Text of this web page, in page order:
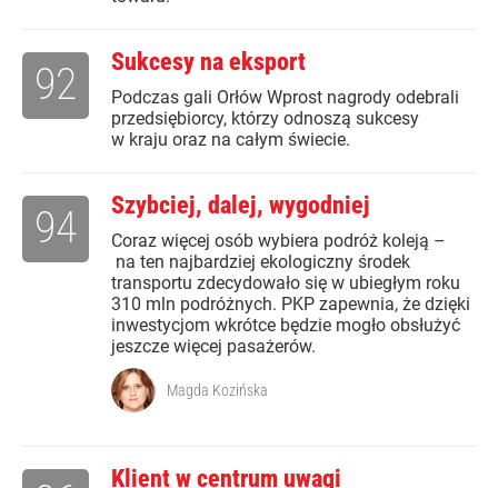
Sukcesy na eksport
Podczas gali Orłów Wprost nagrody odebrali
przedsiębiorcy, którzy odnoszą sukcesy
w kraju oraz na całym świecie.
92
Szybciej, dalej, wygodniej
Coraz więcej osób wybiera podróż koleją –
na ten najbardziej ekologiczny środek
transportu zdecydowało się w ubiegłym roku
310 mln podróżnych. PKP zapewnia, że dzięki
inwestycjom wkrótce będzie mogło obsłużyć
jeszcze więcej pasażerów.
94
Magda Kozińska
Klient w centrum uwagi